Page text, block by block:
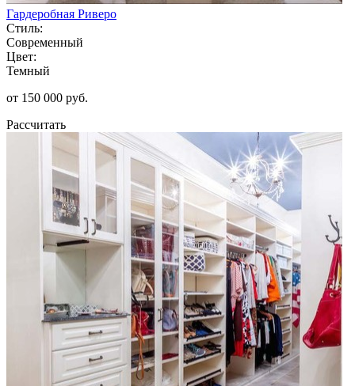
Гардеробная Риверо
Стиль:
Современный
Цвет:
Темный
от 150 000 руб.
Рассчитать